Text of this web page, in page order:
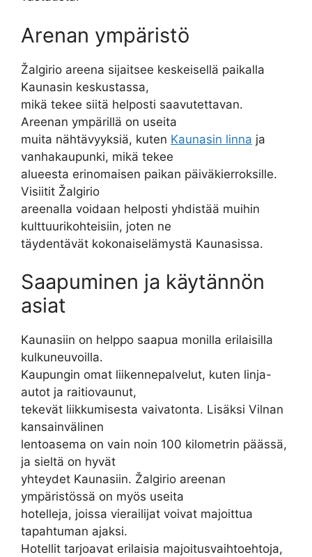
Arenan ympäristö
Žalgirio areena sijaitsee keskeisellä paikalla
Kaunasin keskustassa,
mikä tekee siitä helposti saavutettavan.
Areenan ympärillä on useita
muita nähtävyyksiä, kuten Kaunasin linna ja
vanhakaupunki, mikä tekee
alueesta erinomaisen paikan päiväkierroksille.
Visiitit Žalgirio
areenalla voidaan helposti yhdistää muihin
kulttuurikohteisiin, joten ne
täydentävät kokonaiselämystä Kaunasissa.
Saapuminen ja käytännön
asiat
Kaunasiin on helppo saapua monilla erilaisilla
kulkuneuvoilla.
Kaupungin omat liikennepalvelut, kuten linja-
autot ja raitiovaunut,
tekevät liikkumisesta vaivatonta. Lisäksi Vilnan
kansainvälinen
lentoasema on vain noin 100 kilometrin päässä,
ja sieltä on hyvät
yhteydet Kaunasiin. Žalgirio areenan
ympäristössä on myös useita
hotelleja, joissa vierailijat voivat majoittua
tapahtuman ajaksi.
Hotellit tarjoavat erilaisia majoitusvaihtoehtoja,